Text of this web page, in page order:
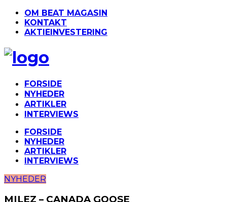
OM BEAT MAGASIN
KONTAKT
AKTIEINVESTERING
FORSIDE
NYHEDER
ARTIKLER
INTERVIEWS
FORSIDE
NYHEDER
ARTIKLER
INTERVIEWS
NYHEDER
MILEZ – CANADA GOOSE